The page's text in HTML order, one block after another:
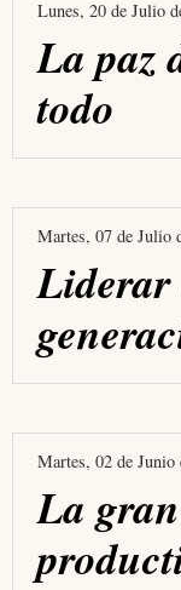
Lunes, 20 de Julio
La paz
todo
Martes, 07 de Julio
Liderar
Martes, 02 de Junio
La